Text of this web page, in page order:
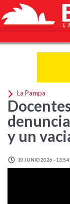
La Pampa
y un
10 JUNIO 2026 - 13:54